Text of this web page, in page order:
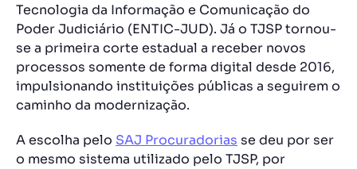
Tecnologia da Informação e Comunicação do
Poder Judiciário (ENTIC-JUD). Já o TJSP tornou-
se a primeira corte estadual a receber novos
processos somente de forma digital desde 2016,
impulsionando instituições públicas a seguirem o
caminho da modernização.
A escolha pelo SAJ Procuradorias se deu por ser
o mesmo sistema utilizado pelo TJSP, por